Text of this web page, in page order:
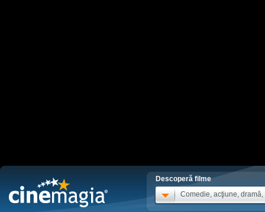
Descoperă filme
Comedie, acţiune, dramă,